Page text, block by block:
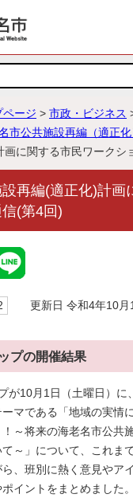
ページ > 市政・ビジネス
市公共施設再編（適正
画に関する市民ワークシ
再編(適正化)計画
(第4回)
更新日 令和4年10月
プの開催結果
が10月1日（土曜日）に
マである「地域の実情
～将来の海老名市公共
～」について、これま
、班別に熱く意見やア
イントをまとめました